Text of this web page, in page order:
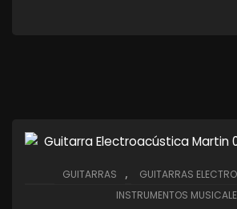
GUITARRAS , GUITARRAS
INSTRUMENTOS